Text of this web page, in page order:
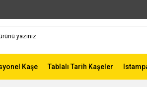
Kaşe Tablalı Tarih Kaşeler